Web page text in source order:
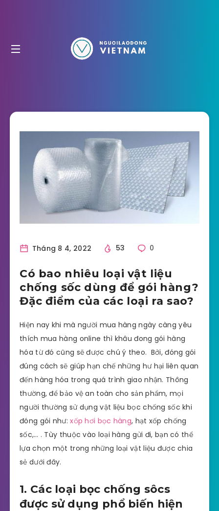
Tháng 8 4, 2022 53 0
Có bao nhiêu loại vật liệu
chống sốc dùng để gói hàng?
Đặc điểm của các loại ra sao?
Hiện nay khi mà người mua hàng ngày càng yêu
thích mua hàng online thì khâu đong gói hàng
hóa từ đó cũng sẽ được chú ý theo. Bởi, đóng gói
đúng cách sẽ giúp hạn chế những hư hại liên quan
đến hàng hóa trong quá trình giao nhận. Thông
thường, để bảo vệ an toàn cho sản phẩm, mọi
người thường sử dụng vật liệu bọc chống sốc khi
đóng gói như:xốp hơi bọc hàng, hạt xốp chống
sốc,… . Tùy thuộc vào loại hàng gửi đi, bạn có thể
lựa chọn một trong những loại vật liệu được chia
sẻ dưới đây.
1. Các loại bọc chống sôcs
được sử dụng phổ biến hiện